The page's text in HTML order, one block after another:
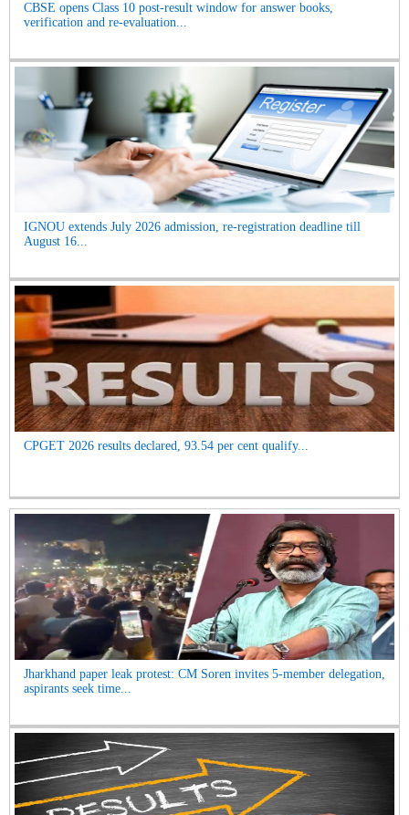
CBSE opens Class 10 post-result window for answer books,
verification and re-evaluation...
IGNOU extends July 2026 admission, re-registration deadline till
August 16...
CPGET 2026 results declared, 93.54 per cent qualify...
Jharkhand paper leak protest: CM Soren invites 5-member delegation,
aspirants seek time...